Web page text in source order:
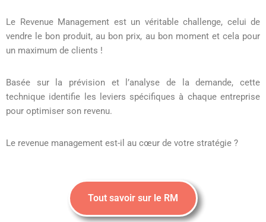
Le Revenue Management est un véritable challenge, celui de
vendre le bon produit, au bon prix, au bon moment et cela pour
un maximum de clients !
Basée sur la prévision et l’analyse de la demande, cette
technique identifie les leviers spécifiques à chaque entreprise
pour optimiser son revenu.
Le revenue management est-il au cœur de votre stratégie ?
Tout savoir sur le RM